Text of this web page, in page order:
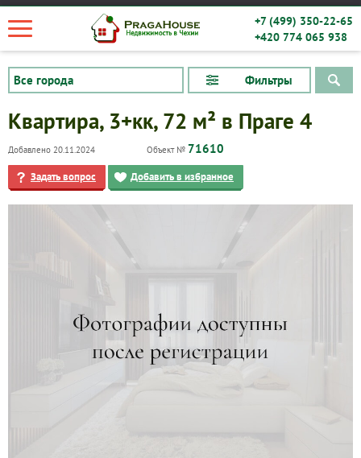
+7 (499) 350-22-65
+420 774 065 938
Фильтры
Квартира, 3+кк, 72 м² в Праге 4
Добавлено 20.11.2024 Объект № 71610
Задать вопрос Добавить в избранное